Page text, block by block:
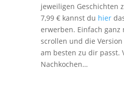
jeweiligen Geschichten
7,99 € kannst du hier
erwerben. Einfach ganz
scrollen und die
am besten zu dir passt.
Nachkochen…